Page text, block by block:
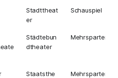
Stadttheat
er
Schauspiel
Städtebun
dtheater
Mehrsparten
Staatsthe
Mehrsparten